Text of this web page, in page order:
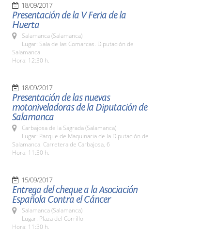
18/09/2017
Presentación de la V Feria de la
Huerta
Salamanca (Salamanca)
Lugar: Sala de las Comarcas. Diputación de
Salamanca
Hora: 12:30 h.
18/09/2017
Presentación de las nuevas
motoniveladoras de la Diputación de
Salamanca
Carbajosa de la Sagrada (Salamanca)
Lugar: Parque de Maquinaria de la Diputación de
Salamanca. Carretera de Carbajosa, 6
Hora: 11:30 h.
15/09/2017
Entrega del cheque a la Asociación
Española Contra el Cáncer
Salamanca (Salamanca)
Lugar: Plaza del Corrillo
Hora: 11:30 h.